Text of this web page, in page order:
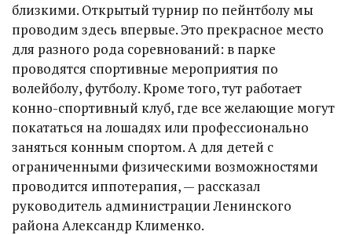
близкими. Открытый турнир по пейнтболу мы
проводим здесь впервые. Это прекрасное место
для разного рода соревнований: в парке
проводятся спортивные мероприятия по
волейболу, футболу. Кроме того, тут работает
конно-спортивный клуб, где все желающие могут
покататься на лошадях или профессионально
заняться конным спортом. А для детей с
ограниченными физическими возможностями
проводится иппотерапия, — рассказал
руководитель администрации Ленинского
района Александр Клименко.